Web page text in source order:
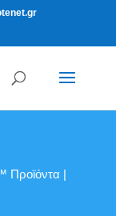
Προϊόντα |